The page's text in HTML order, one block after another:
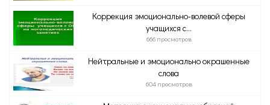
Коррекция эмоционально-волевой сферы
учащихся c...
666 просмотров
Нейтральные и эмоционально окрашенные
слова
604 просмотров